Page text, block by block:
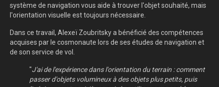
système de navigation vous aide à trouver l'objet souhaité, mais
l'orientation visuelle est toujours nécessaire.
Dans ce travail, Alexeï Zoubritsky a bénéficié des compétences
acquises par le cosmonaute lors de ses études de navigation et
de son service de vol.
"J'ai de l'expérience dans l'orientation du terrain : comment
passer d'objets volumineux à des objets plus petits, puis